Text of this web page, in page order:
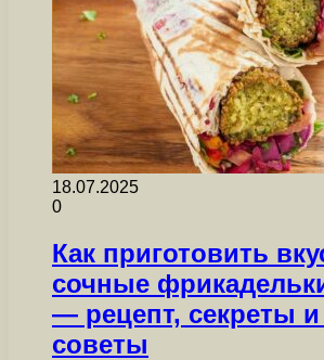
18.07.2025
0
Как приготовить
сочные
— рецепт, секреты
советы